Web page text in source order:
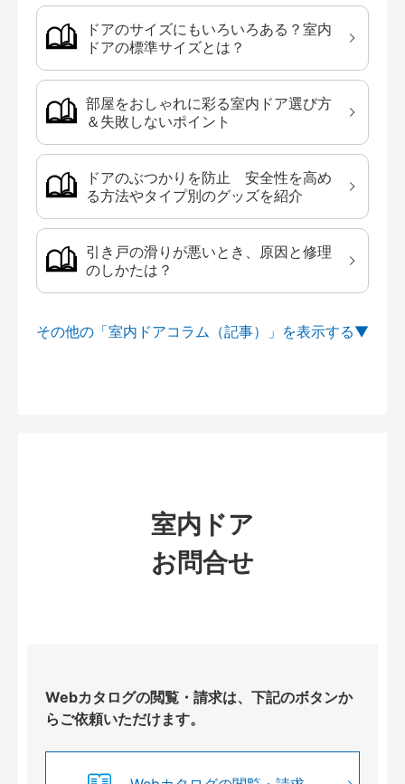
ドアのサイズにもいろいろある？室内
ドアの標準サイズとは？
部屋をおしゃれに彩る室内ドア選び方
＆失敗しないポイント
ドアのぶつかりを防止 安全性を高め
る方法やタイプ別のグッズを紹介
引き戸の滑りが悪いとき、原因と修理
のしかたは？
その他の「室内ドアコラム（記事）」を
室内ドア
お問合せ
Webカタログの閲覧・請求は、下記のボタンか
らご依頼いただけます。